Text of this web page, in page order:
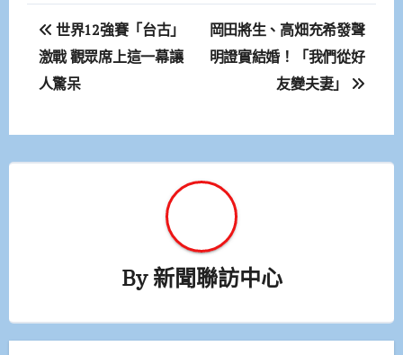
文
章
導
覽
世界12強賽「台古」
激戰 觀眾席上這一幕讓
人驚呆
岡田將生、高畑充希發聲
明證實結婚！「我們從好
友變夫妻」
By新聞聯訪中心